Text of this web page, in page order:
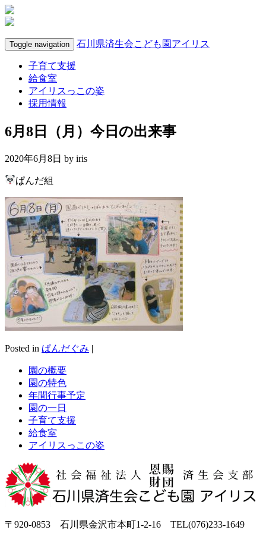
Toggle navigation 石川県済生会こども園アイリス
子育て支援
給食室
アイリスっこの姿
採用情報
6月8日（月）今日の出来事
2020年6月8日 by iris
ぱんだ組
Posted in ぱんだぐみ |
園の概要
園の特色
年間行事予定
園の一日
子育て支援
給食室
アイリスっこの姿
〒920-0853 石川県金沢市本町1-2-16 TEL(076)233-1649